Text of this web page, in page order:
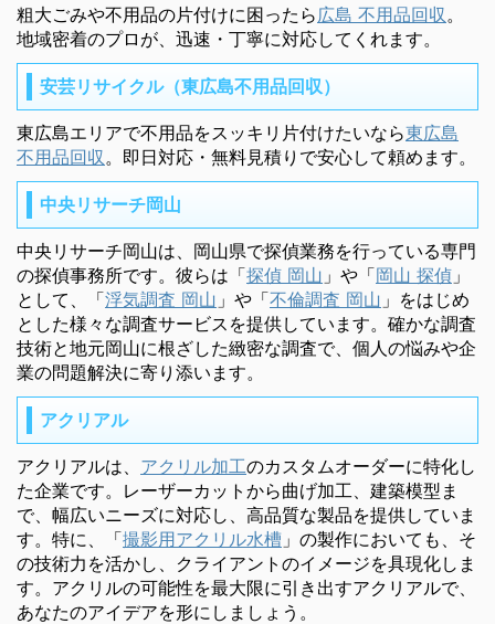
粗大ごみや不用品の片付けに困ったら 広島 不用品回収 。
地域密着のプロが、迅速・丁寧に対応してくれます。
安芸リサイクル（東広島不用品回収）
東広島エリアで不用品をスッキリ片付けたいなら東広島
不用品回収 。即日対応・無料見積りで安心して頼めます。
中央リサーチ岡山
中央リサーチ岡山は、岡山県で探偵業務を行っている専門
の探偵事務所です。彼らは「探偵 岡山 」や「岡山 探偵 」
として、「浮気調査 岡山 」や「不倫調査 岡山 」をはじめ
とした様々な調査サービスを提供しています。確かな調査
技術と地元岡山に根ざした緻密な調査で、個人の悩みや企
業の問題解決に寄り添います。
アクリアル
アクリアルは、 アクリル加工のカスタムオーダーに特化し
た企業です。レーザーカットから曲げ加工、建築模型ま
で、幅広いニーズに対応し、高品質な製品を提供していま
す。特に、「撮影用アクリル水槽 」の製作においても、そ
の技術力を活かし、クライアントのイメージを具現化しま
す。アクリルの可能性を最大限に引き出すアクリアルで、
あなたのアイデアを形にしましょう。